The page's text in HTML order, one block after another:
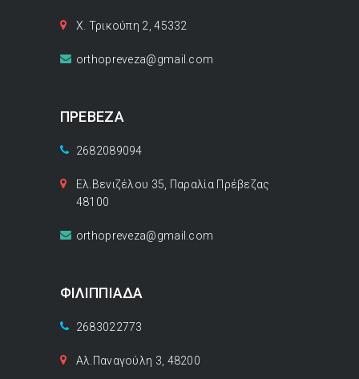
Χ. Τρικούπη 2, 45332
orthopreveza@gmail.com
ΠΡΕΒΕΖΑ
2682089094
Ελ.Βενιζέλου 35, Παραλία Πρέβεζας
48100
orthopreveza@gmail.com
ΦΙΛΙΠΠΙΑΔΑ
2683022773
Αλ.Παναγούλη 3, 48200